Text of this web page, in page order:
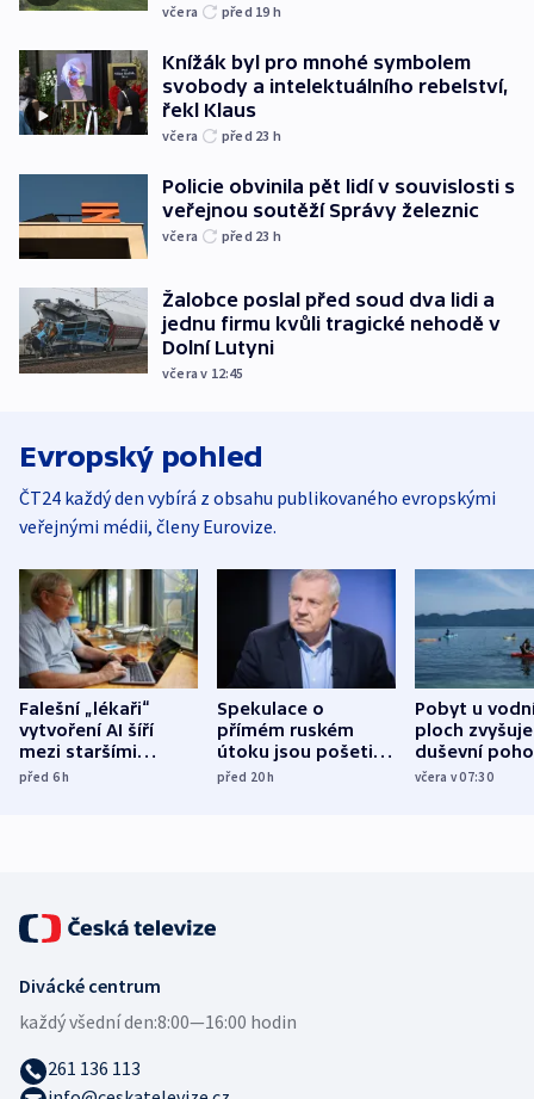
včera před 19 h
Knížák byl pro mnohé symbolem
svobody a intelektuálního rebelství,
řekl Klaus
včera před 23 h
Policie obvinila pět lidí v souvislosti s
veřejnou soutěží Správy železnic
včera před 23 h
Žalobce poslal před soud dva lidi a
jednu firmu kvůli tragické nehodě v
Dolní Lutyni
včera v 12:45
Evropský pohled
ČT24 každý den vybírá z obsahu publikovaného evropskými
veřejnými médii, členy Eurovize.
Falešní „lékaři“
vytvoření AI šíří
mezi staršími
Poláky nebezpečné
před 6h
Spekulace o
přímém ruském
útoku jsou pošetilé,
míní estonský
před 20h
Pobyt u
ploch zvyšuje
duševní
ukázala
včera v 07:30
Divácké centrum
každý všední den:8:00—16:00 hodin
261 136 113